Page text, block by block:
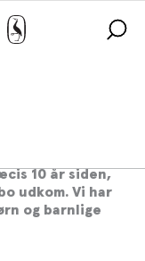
sjæle
Mimbo Jimbo,
10 år siden,
udkom. Vi har
og barnlige